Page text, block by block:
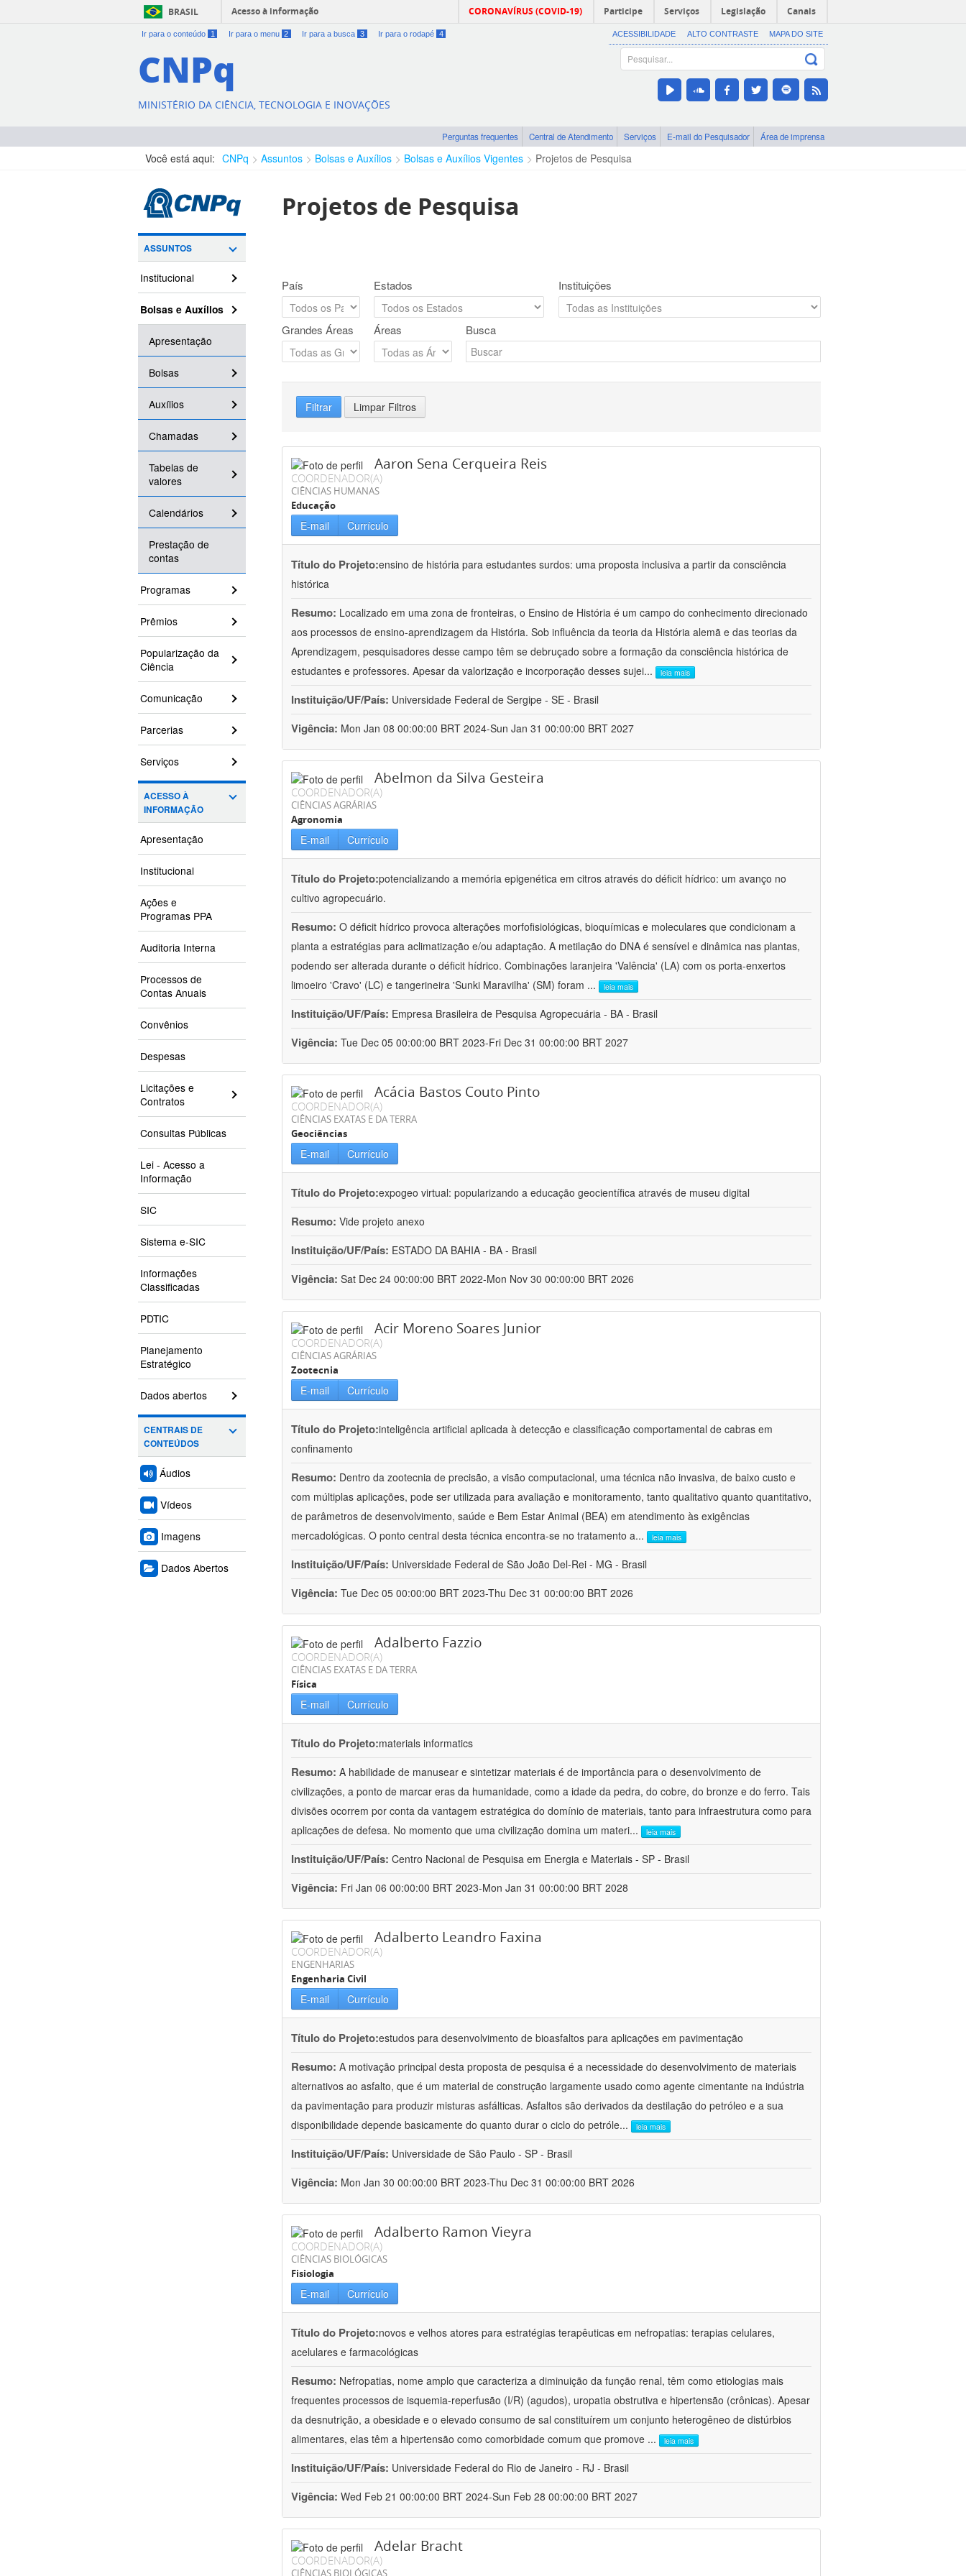
BRASIL Acesso à informação CORONAVÍRUS (COVID-19) Participe Serviços Legislação Canais
Ir para o conteúdo 1 Ir para o menu 2 Ir para a busca 3 Ir para o rodapé 4 ACESSIBILIDADE ALTO CONTRASTE MAPA DO SITE
CNPq
MINISTÉRIO DA CIÊNCIA, TECNOLOGIA E INOVAÇÕES
Perguntas frequentes Central de Atendimento Serviços E-mail do Pesquisador Área de imprensa
Você está aqui: CNPq Assuntos Bolsas e Auxílios Bolsas e Auxílios Vigentes Projetos de Pesquisa
ASSUNTOS
Institucional
Bolsas e Auxílios
Apresentação
Bolsas
Auxílios
Chamadas
Tabelas de
valores
Calendários
Prestação de
contas
Programas
Prêmios
Popularização da
Ciência
Comunicação
Parcerias
Serviços
ACESSO À
INFORMAÇÃO
Apresentação
Institucional
Ações e
Programas PPA
Auditoria Interna
Processos de
Contas Anuais
Convênios
Despesas
Licitações e
Contratos
Consultas Públicas
Lei - Acesso a
Informação
SIC
Sistema e-SIC
Informações
Classificadas
PDTIC
Planejamento
Estratégico
Dados abertos
CENTRAIS DE
CONTEÚDOS
Áudios
Vídeos
Imagens
Dados Abertos
Projetos de Pesquisa
País Estados Instituições
Grandes Áreas Áreas Busca
Filtrar Limpar Filtros
Aaron Sena Cerqueira Reis
COORDENADOR(A)
CIÊNCIAS HUMANAS
Educação
E-mail Currículo
Título do Projeto:ensino de história para estudantes surdos: uma proposta inclusiva a partir da consciência
histórica
Resumo: Localizado em uma zona de fronteiras, o Ensino de História é um campo do conhecimento direcionado
aos processos de ensino-aprendizagem da História. Sob influência da teoria da História alemã e das teorias da
Aprendizagem, pesquisadores desse campo têm se debruçado sobre a formação da consciência histórica de
estudantes e professores. Apesar da valorização e incorporação desses sujei... leia mais
Instituição/UF/País: Universidade Federal de Sergipe - SE - Brasil
Vigência: Mon Jan 08 00:00:00 BRT 2024-Sun Jan 31 00:00:00 BRT 2027
Abelmon da Silva Gesteira
COORDENADOR(A)
CIÊNCIAS AGRÁRIAS
Agronomia
E-mail Currículo
Título do Projeto:potencializando a memória epigenética em citros através do déficit hídrico: um avanço no
cultivo agropecuário.
Resumo: O déficit hídrico provoca alterações morfofisiológicas, bioquímicas e moleculares que condicionam a
planta a estratégias para aclimatização e/ou adaptação. A metilação do DNA é sensível e dinâmica nas plantas,
podendo ser alterada durante o déficit hídrico. Combinações laranjeira 'Valência' (LA) com os porta-enxertos
limoeiro 'Cravo' (LC) e tangerineira 'Sunki Maravilha' (SM) foram ... leia mais
Instituição/UF/País: Empresa Brasileira de Pesquisa Agropecuária - BA - Brasil
Vigência: Tue Dec 05 00:00:00 BRT 2023-Fri Dec 31 00:00:00 BRT 2027
Acácia Bastos Couto Pinto
COORDENADOR(A)
CIÊNCIAS EXATAS E DA TERRA
Geociências
E-mail Currículo
Título do Projeto:expogeo virtual: popularizando a educação geocientífica através de museu digital
Resumo: Vide projeto anexo
Instituição/UF/País: ESTADO DA BAHIA - BA - Brasil
Vigência: Sat Dec 24 00:00:00 BRT 2022-Mon Nov 30 00:00:00 BRT 2026
Acir Moreno Soares Junior
COORDENADOR(A)
CIÊNCIAS AGRÁRIAS
Zootecnia
E-mail Currículo
Título do Projeto:inteligência artificial aplicada à detecção e classificação comportamental de cabras em
confinamento
Resumo: Dentro da zootecnia de precisão, a visão computacional, uma técnica não invasiva, de baixo custo e
com múltiplas aplicações, pode ser utilizada para avaliação e monitoramento, tanto qualitativo quanto quantitativo,
de parâmetros de desenvolvimento, saúde e Bem Estar Animal (BEA) em atendimento às exigências
mercadológicas. O ponto central desta técnica encontra-se no tratamento a... leia mais
Instituição/UF/País: Universidade Federal de São João Del-Rei - MG - Brasil
Vigência: Tue Dec 05 00:00:00 BRT 2023-Thu Dec 31 00:00:00 BRT 2026
Adalberto Fazzio
COORDENADOR(A)
CIÊNCIAS EXATAS E DA TERRA
Física
E-mail Currículo
Título do Projeto:materials informatics
Resumo: A habilidade de manusear e sintetizar materiais é de importância para o desenvolvimento de
civilizações, a ponto de marcar eras da humanidade, como a idade da pedra, do cobre, do bronze e do ferro. Tais
divisões ocorrem por conta da vantagem estratégica do domínio de materiais, tanto para infraestrutura como para
aplicações de defesa. No momento que uma civilização domina um materi... leia mais
Instituição/UF/País: Centro Nacional de Pesquisa em Energia e Materiais - SP - Brasil
Vigência: Fri Jan 06 00:00:00 BRT 2023-Mon Jan 31 00:00:00 BRT 2028
Adalberto Leandro Faxina
COORDENADOR(A)
ENGENHARIAS
Engenharia Civil
E-mail Currículo
Título do Projeto:estudos para desenvolvimento de bioasfaltos para aplicações em pavimentação
Resumo: A motivação principal desta proposta de pesquisa é a necessidade do desenvolvimento de materiais
alternativos ao asfalto, que é um material de construção largamente usado como agente cimentante na indústria
da pavimentação para produzir misturas asfálticas. Asfaltos são derivados da destilação do petróleo e a sua
disponibilidade depende basicamente do quanto durar o ciclo do petróle... leia mais
Instituição/UF/País: Universidade de São Paulo - SP - Brasil
Vigência: Mon Jan 30 00:00:00 BRT 2023-Thu Dec 31 00:00:00 BRT 2026
Adalberto Ramon Vieyra
COORDENADOR(A)
CIÊNCIAS BIOLÓGICAS
Fisiologia
E-mail Currículo
Título do Projeto:novos e velhos atores para estratégias terapêuticas em nefropatias: terapias celulares,
acelulares e farmacológicas
Resumo: Nefropatias, nome amplo que caracteriza a diminuição da função renal, têm como etiologias mais
frequentes processos de isquemia-reperfusão (I/R) (agudos), uropatia obstrutiva e hipertensão (crônicas). Apesar
da desnutrição, a obesidade e o elevado consumo de sal constituírem um conjunto heterogêneo de distúrbios
alimentares, elas têm a hipertensão como comorbidade comum que promove ... leia mais
Instituição/UF/País: Universidade Federal do Rio de Janeiro - RJ - Brasil
Vigência: Wed Feb 21 00:00:00 BRT 2024-Sun Feb 28 00:00:00 BRT 2027
Adelar Bracht
COORDENADOR(A)
CIÊNCIAS BIOLÓGICAS